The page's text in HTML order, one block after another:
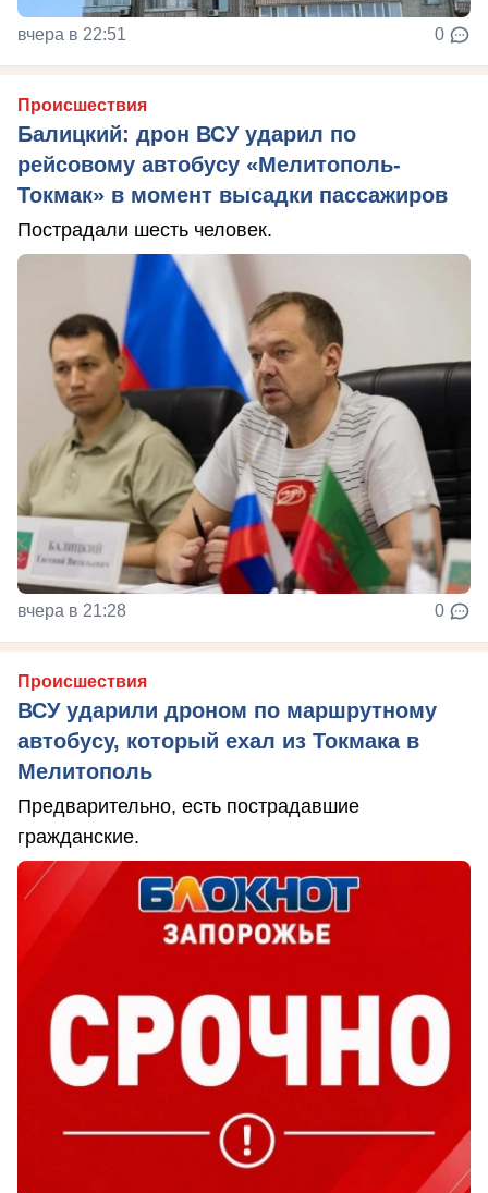
вчера в 22:51 0
Происшествия
Балицкий: дрон ВСУ ударил по
рейсовому автобусу «Мелитополь-
Токмак» в момент высадки пассажиров
Пострадали шесть человек.
вчера в 21:28 0
Происшествия
ВСУ ударили дроном по маршрутному
автобусу, который ехал из Токмака в
Мелитополь
Предварительно, есть пострадавшие
гражданские.